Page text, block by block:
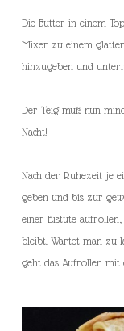
Die Butter in einem
Mixer zu einem
hinzugeben und
Der Teig muß nun
Nacht!
Nach der Ruhezeit je
geben und bis zur
einer Eistüte aufrollen,
bleibt. Wartet man zu
geht das Aufrollen mit